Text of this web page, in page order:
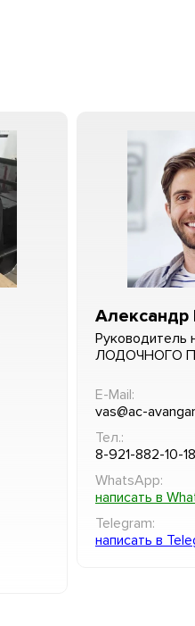
Александр
Руководитель
ЛОДОЧНОГО
E-Mail:
vas@ac-
Тел.:
8-921-882-10-18
WhatsApp:
написать в
Telegram:
написать в